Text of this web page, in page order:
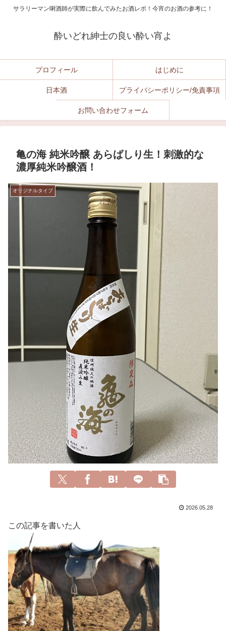
サラリーマン唎酒師が実際に飲んでみたお酒レポ！今宵のお酒の参考に！
酔いどれ紳士の良い酔い宵よ
プロフィール はじめに
日本酒 プライバシーポリシー/免責事項
お問い合わせフォーム
亀の海 純米吟醸 あらばしり生！刺激的な
濃厚純米吟醸酒！
オリジナルタイプ
2026.05.28
この記事を書いた人